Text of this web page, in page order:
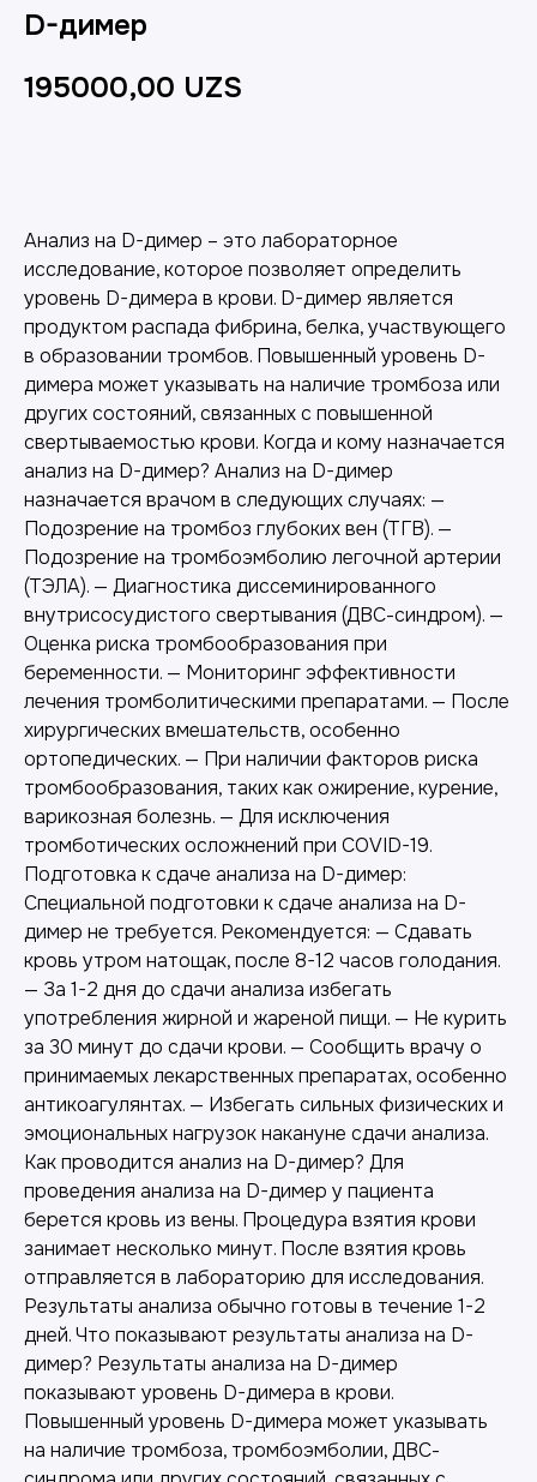
D-димер
195000,00 UZS
Анализ на D-димер – это лабораторное
исследование, которое позволяет определить
уровень D-димера в крови. D-димер является
продуктом распада фибрина, белка, участвующего
в образовании тромбов. Повышенный уровень D-
димера может указывать на наличие тромбоза или
других состояний, связанных с повышенной
свертываемостью крови. Когда и кому назначается
анализ на D-димер? Анализ на D-димер
назначается врачом в следующих случаях: —
Подозрение на тромбоз глубоких вен (ТГВ). —
Подозрение на тромбоэмболию легочной артерии
(ТЭЛА). — Диагностика диссеминированного
внутрисосудистого свертывания (ДВС-синдром). —
Оценка риска тромбообразования при
беременности. — Мониторинг эффективности
лечения тромболитическими препаратами. — После
хирургических вмешательств, особенно
ортопедических. — При наличии факторов риска
тромбообразования, таких как ожирение, курение,
варикозная болезнь. — Для исключения
тромботических осложнений при COVID-19.
Подготовка к сдаче анализа на D-димер:
Специальной подготовки к сдаче анализа на D-
димер не требуется. Рекомендуется: — Сдавать
кровь утром натощак, после 8-12 часов голодания.
— За 1-2 дня до сдачи анализа избегать
употребления жирной и жареной пищи. — Не курить
за 30 минут до сдачи крови. — Сообщить врачу о
принимаемых лекарственных препаратах, особенно
антикоагулянтах. — Избегать сильных физических и
эмоциональных нагрузок накануне сдачи анализа.
Как проводится анализ на D-димер? Для
проведения анализа на D-димер у пациента
берется кровь из вены. Процедура взятия крови
занимает несколько минут. После взятия кровь
отправляется в лабораторию для исследования.
Результаты анализа обычно готовы в течение 1-2
дней. Что показывают результаты анализа на D-
димер? Результаты анализа на D-димер
показывают уровень D-димера в крови.
Повышенный уровень D-димера может указывать
на наличие тромбоза, тромбоэмболии, ДВС-